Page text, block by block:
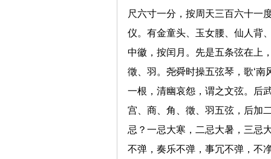
尺六寸一分，按周天三百六十一
仪。有金童头、玉女腰、仙人背
中徽，按闰月。先是五条弦在上
徵、羽。尧舜时操五弦琴，歌‘
一根，清幽哀怨，谓之文弦。后
宫、商、角、徵、羽五弦，后加
忌？一忌大寒，二忌大暑，三忌
不弹，奏乐不弹，事冗不弹，不